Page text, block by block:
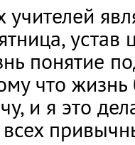
понятие
что
и я это
всех